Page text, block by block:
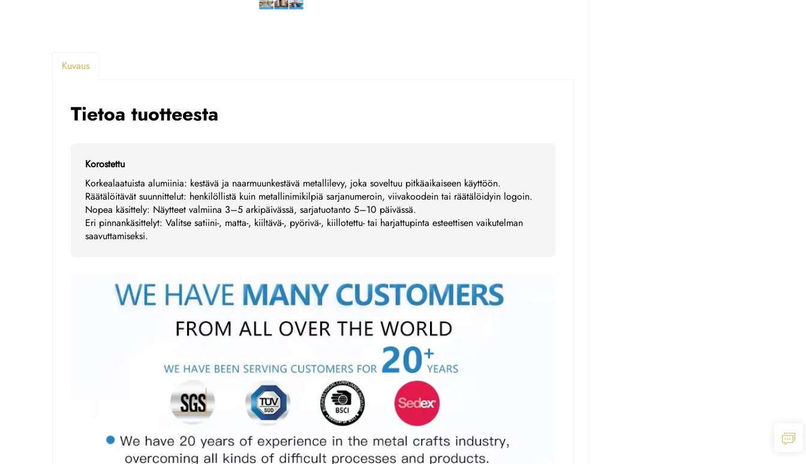
Kuvaus
Tietoa tuotteesta
Korostettu
Korkealaatuista alumiinia: kestävä ja naarmuunkestävä metallilevy, joka soveltuu pitkäaikaiseen käyttöön.
Räätälöitävät suunnittelut: henkilöllistä kuin metallinimikilpiä sarjanumeroin, viivakoodein tai räätälöidyin logoin.
Nopea käsittely: Näytteet valmiina 3–5 arkipäivässä, sarjatuotanto 5–10 päivässä.
Eri pinnankäsittelyt: Valitse satiini-, matta-, kiiltävä-, pyörivä-, kiillotettu- tai harjattupinta esteettisen vaikutelman
saavuttamiseksi.